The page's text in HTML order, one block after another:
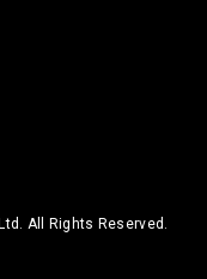
All Rights Reserved.